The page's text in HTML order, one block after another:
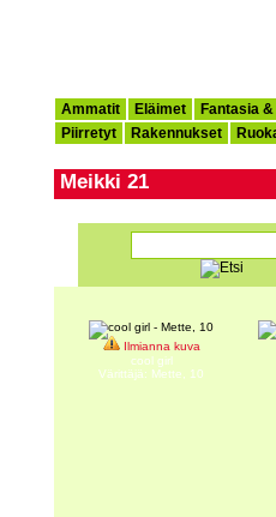
Ammatit Eläimet Fantasia
Piirretyt
Rakennukset
Meikki 21
Ilmianna kuva
cool girl
Värittäjä: Mette, 10